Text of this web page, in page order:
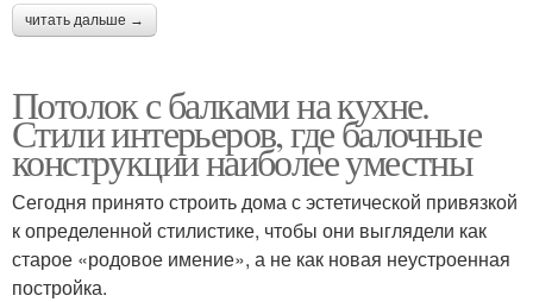
читать дальше →
Потолок с балками на кухне.
Стили интерьеров, где балочные
конструкции наиболее уместны
Сегодня принято строить дома с эстетической привязкой
к определенной стилистике, чтобы они выглядели как
старое «родовое имение», а не как новая неустроенная
постройка.